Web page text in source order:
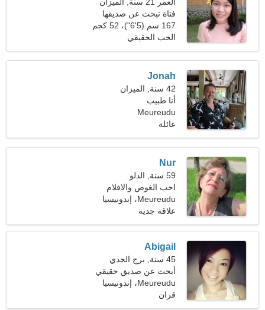
فتاة تبحث عن صديقها
167 سم (5'6")، 52 كجم
(114 رطلا)
الحب الحقيقي
Jonah
42 سنة, الميزان
أنا طبيب
Meureudu
عائلة
Nur
59 سنة, الدلو
احب الغوص والافلام
Meureudu، إندونيسيا
علاقة جدية
Abigail
45 سنة, برج الجدي
أبحث عن صديق حقيقي
للتزلج معًا
Meureudu، إندونيسيا
قران